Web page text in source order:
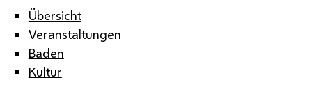
Übersicht
Veranstaltungen
Baden
Kultur